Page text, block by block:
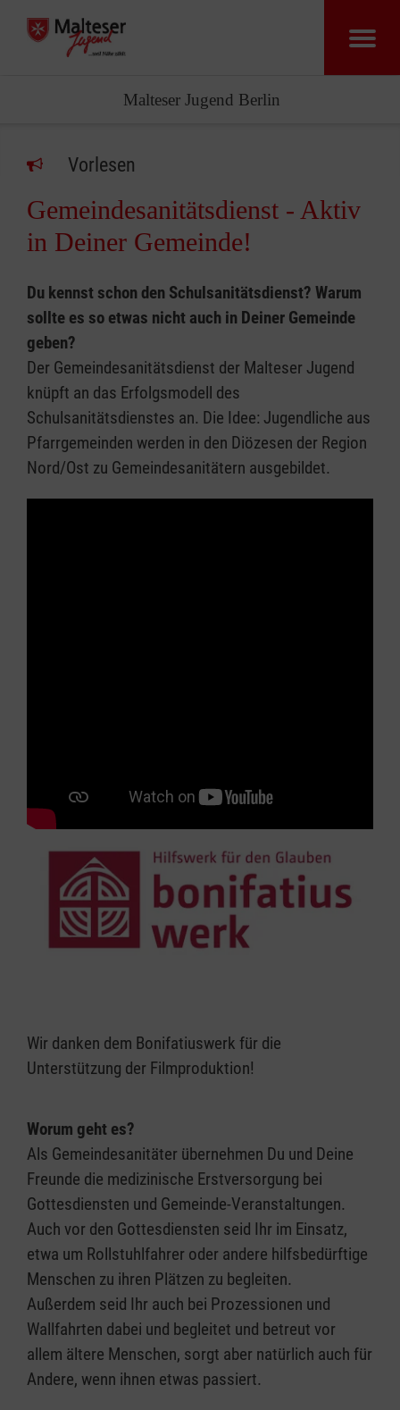
Malteser Jugend Berlin
Vorlesen
Gemeindesanitätsdienst - Aktiv
in Deiner Gemeinde!
Du kennst schon den Schulsanitätsdienst? Warum
sollte es so etwas nicht auch in Deiner Gemeinde
geben?
Der Gemeindesanitätsdienst der Malteser Jugend
knüpft an das Erfolgsmodell des
Schulsanitätsdienstes an. Die Idee: Jugendliche aus
Pfarrgemeinden werden in den Diözesen der Region
Nord/Ost zu Gemeindesanitätern ausgebildet.
Wir danken dem Bonifatiuswerk für die
Unterstützung der Filmproduktion!
Worum geht es?
Als Gemeindesanitäter übernehmen Du und Deine
Freunde die medizinische Erstversorgung bei
Gottesdiensten und Gemeinde-Veranstaltungen.
Auch vor den Gottesdiensten seid Ihr im Einsatz,
etwa um Rollstuhlfahrer oder andere hilfsbedürftige
Menschen zu ihren Plätzen zu begleiten.
Außerdem seid Ihr auch bei Prozessionen und
Wallfahrten dabei und begleitet und betreut vor
allem ältere Menschen, sorgt aber natürlich auch für
Andere, wenn ihnen etwas passiert.